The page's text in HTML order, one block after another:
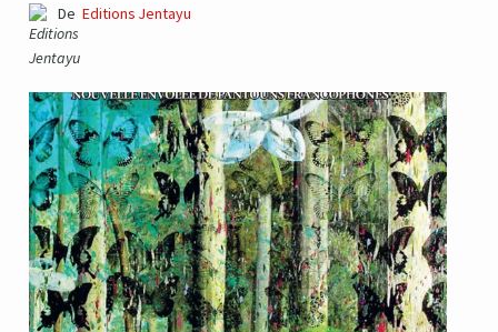
De Editions Jentayu